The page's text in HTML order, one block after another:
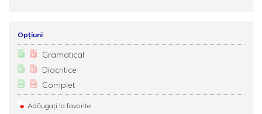
Opțiuni
Gramatical
Diacritice
Complet
Adăugați la favorite